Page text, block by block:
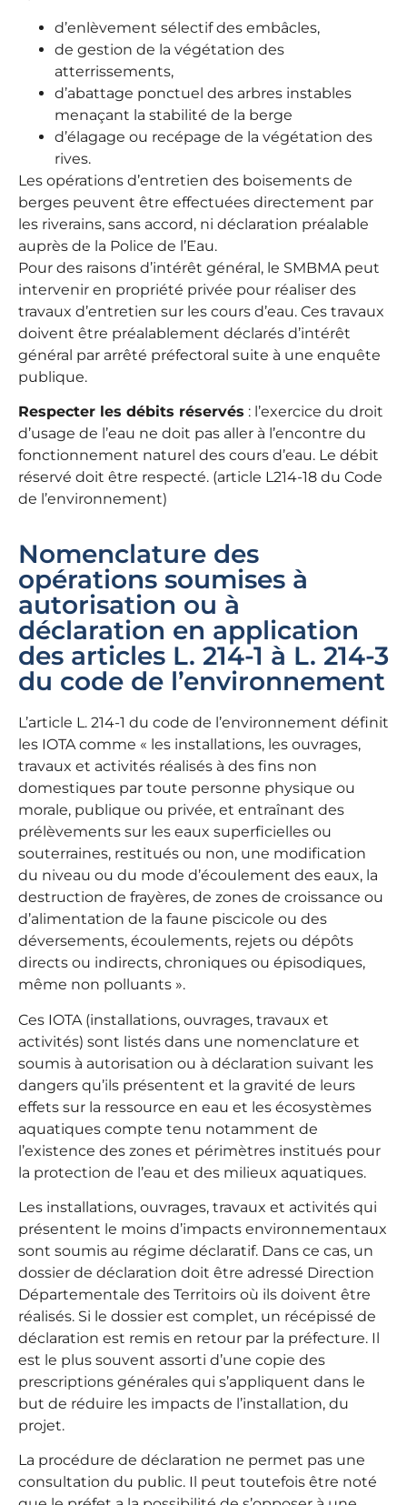
d’enlèvement sélectif des embâcles,
de gestion de la végétation des
atterrissements,
d’abattage ponctuel des arbres instables
menaçant la stabilité de la berge
d’élagage ou recépage de la végétation des
rives.
Les opérations d’entretien des boisements de
berges peuvent être effectuées directement par
les riverains, sans accord, ni déclaration préalable
auprès de la Police de l’Eau.
Pour des raisons d’intérêt général, le SMBMA peut
intervenir en propriété privée pour réaliser des
travaux d’entretien sur les cours d’eau. Ces travaux
doivent être préalablement déclarés d’intérêt
général par arrêté préfectoral suite à une enquête
publique.
Respecter les débits réservés : l’exercice du droit
d’usage de l’eau ne doit pas aller à l’encontre du
fonctionnement naturel des cours d’eau. Le débit
réservé doit être respecté. (article L214-18 du Code
de l’environnement)
Nomenclature des
opérations soumises à
autorisation ou à
déclaration en application
des articles L. 214-1 à L. 214-3
du code de l’environnement
L’article L. 214-1 du code de l’environnement définit
les IOTA comme « les installations, les ouvrages,
travaux et activités réalisés à des fins non
domestiques par toute personne physique ou
morale, publique ou privée, et entraînant des
prélèvements sur les eaux superficielles ou
souterraines, restitués ou non, une modification
du niveau ou du mode d’écoulement des eaux, la
destruction de frayères, de zones de croissance ou
d’alimentation de la faune piscicole ou des
déversements, écoulements, rejets ou dépôts
directs ou indirects, chroniques ou épisodiques,
même non polluants ».
Ces IOTA (installations, ouvrages, travaux et
activités) sont listés dans une nomenclature et
soumis à autorisation ou à déclaration suivant les
dangers qu’ils présentent et la gravité de leurs
effets sur la ressource en eau et les écosystèmes
aquatiques compte tenu notamment de
l’existence des zones et périmètres institués pour
la protection de l’eau et des milieux aquatiques.
Les installations, ouvrages, travaux et activités qui
présentent le moins d’impacts environnementaux
sont soumis au régime déclaratif. Dans ce cas, un
dossier de déclaration doit être adressé Direction
Départementale des Territoirs où ils doivent être
réalisés. Si le dossier est complet, un récépissé de
déclaration est remis en retour par la préfecture. Il
est le plus souvent assorti d’une copie des
prescriptions générales qui s’appliquent dans le
but de réduire les impacts de l’installation, du
projet.
La procédure de déclaration ne permet pas une
consultation du public. Il peut toutefois être noté